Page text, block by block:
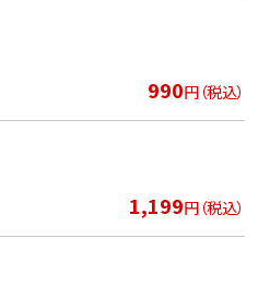
990円（税込）
1,199円（税込）